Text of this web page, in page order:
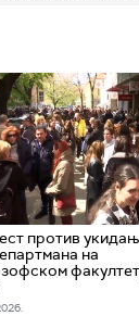
против
на